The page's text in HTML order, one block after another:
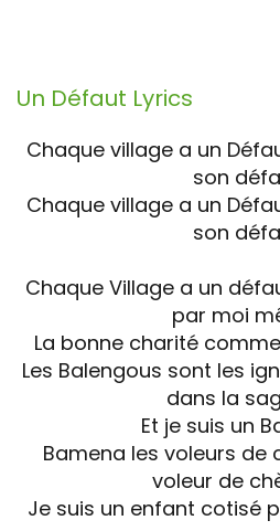
Un Défaut Lyrics
Chaque village a un
son
Chaque village a un
son
Chaque Village a un
par moi
La bonne charité
Les Balengous sont les
dans la
Et je suis un
Bamena les voleurs de
voleur de
Je suis un enfant cotisé